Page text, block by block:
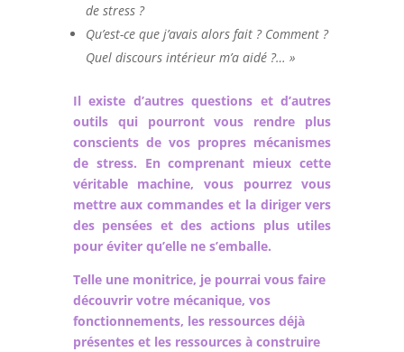
de stress ?
Qu’est-ce que j’avais alors fait ? Comment ?
Quel discours intérieur m’a aidé ?… »
Il existe d’autres questions et d’autres
outils qui pourront vous rendre plus
conscients de vos propres mécanismes
de stress. En comprenant mieux cette
véritable machine, vous pourrez vous
mettre aux commandes et la diriger vers
des pensées et des actions plus utiles
pour éviter qu’elle ne s’emballe.
Telle une monitrice, je pourrai vous faire
découvrir votre mécanique, vos
fonctionnements, les ressources déjà
présentes et les ressources à construire